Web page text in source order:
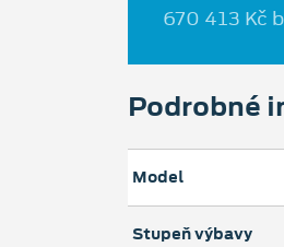
670 413 Kč
Podrobné
Model
Stupeň výbavy